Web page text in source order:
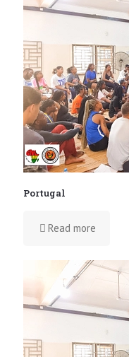
Portugal
Read more